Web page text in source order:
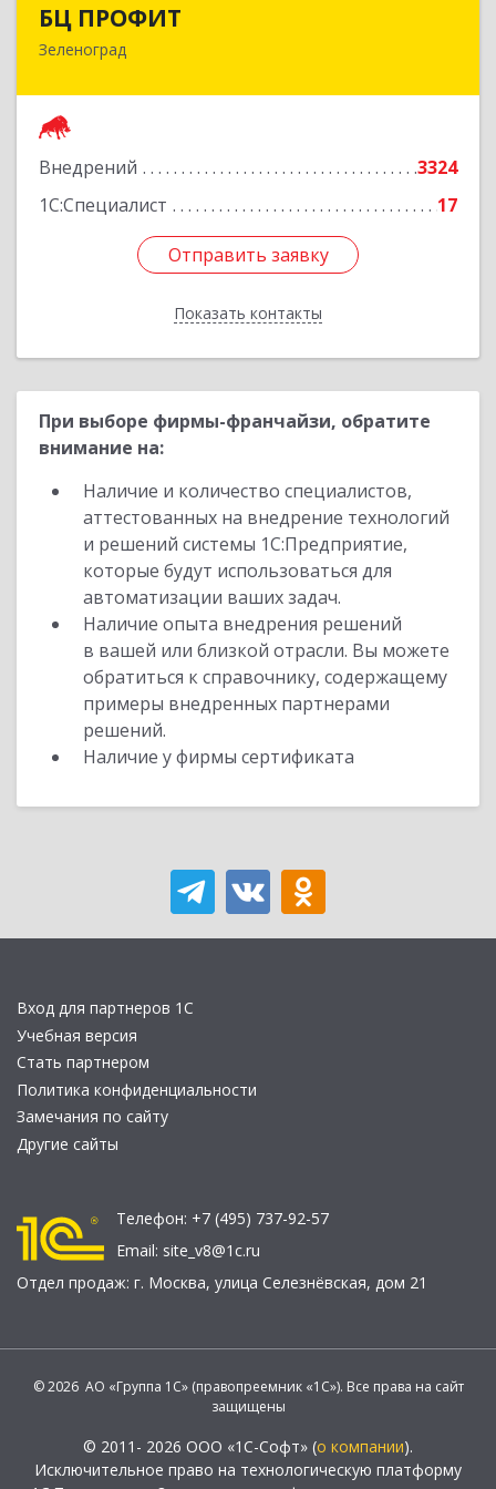
БЦ ПРОФИТ
Зеленоград
Внедрений
3324
1С:Специалист
17
Отправить заявку
Показать контакты
124482, Москва г, Зеленоград г, корпус 340,
Отправить заявку
Назад
При выборе фирмы-франчайзи, обратите
внимание на:
Наличие и количество специалистов,
аттестованных на внедрение технологий
и решений системы 1С:Предприятие,
которые будут использоваться для
автоматизации ваших задач.
Наличие опыта внедрения решений
в вашей или близкой отрасли. Вы можете
обратиться к справочнику, содержащему
примеры внедренных партнерами
решений.
Наличие у фирмы сертификата
Вход для партнеров 1С
Учебная версия
Стать партнером
Политика конфиденциальности
Замечания по сайту
Другие сайты
Телефон: +7 (495) 737-92-57
Email: site_v8@1c.ru
Отдел продаж: г. Москва, улица Селезнёвская, дом 21
© 2026 АО «Группа 1С» (правопреемник «1С»). Все права на сайт
защищены
© 2011- 2026 ООО «1С-Софт» (о компании).
Исключительное право на технологическую платформу